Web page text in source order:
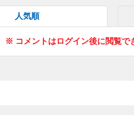
人気順
※ コメントはログイン後に閲覧で